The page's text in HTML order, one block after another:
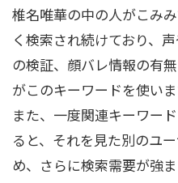
椎名唯華の中の人がこみ
く検索され続けており、
の検証、顔バレ情報の有
がこのキーワードを使いま
また、一度関連キーワー
ると、それを見た別のユ
め、さらに検索需要が強ま